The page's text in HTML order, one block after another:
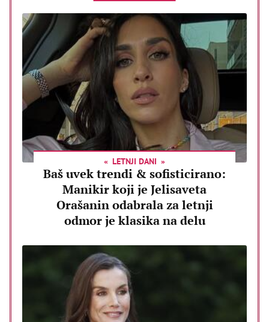
LETNJI DANI
Baš uvek trendi & sofisticirano:
Manikir koji je Jelisaveta
Orašanin odabrala za letnji
odmor je klasika na delu